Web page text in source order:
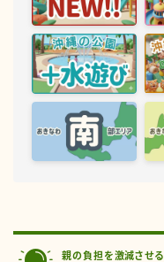
親の負担を激減させる